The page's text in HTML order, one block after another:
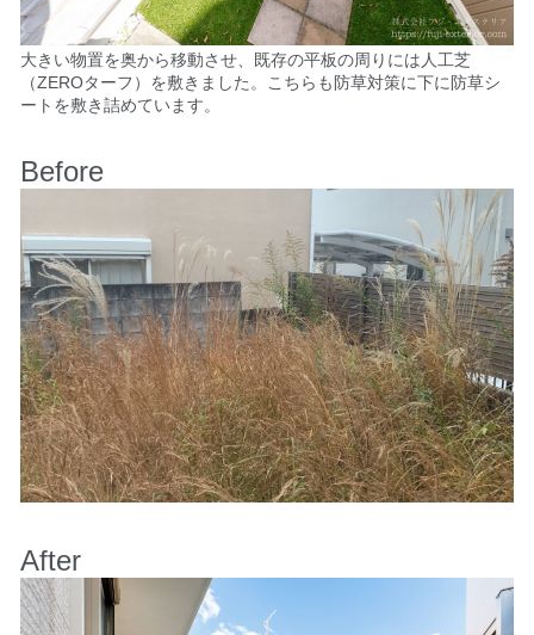
大きい物置を奥から移動させ、既存の平板の周りには人工芝
（ZEROターフ）を敷きました。こちらも防草対策に下に防草シ
ートを敷き詰めています。
Before
After